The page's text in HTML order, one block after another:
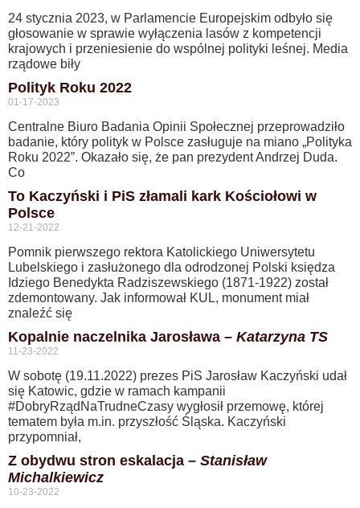
24 stycznia 2023, w Parlamencie Europejskim odbyło się
głosowanie w sprawie wyłączenia lasów z kompetencji
krajowych i przeniesienie do wspólnej polityki leśnej. Media
rządowe biły
Polityk Roku 2022
01-17-2023
Centralne Biuro Badania Opinii Społecznej przeprowadziło
badanie, który polityk w Polsce zasługuje na miano „Polityka
Roku 2022”. Okazało się, że pan prezydent Andrzej Duda.
Co
To Kaczyński i PiS złamali kark Kościołowi w
Polsce
12-21-2022
Pomnik pierwszego rektora Katolickiego Uniwersytetu
Lubelskiego i zasłużonego dla odrodzonej Polski księdza
Idziego Benedykta Radziszewskiego (1871-1922) został
zdemontowany. Jak informował KUL, monument miał
znaleźć się
Kopalnie naczelnika Jarosława – Katarzyna TS
11-23-2022
W sobotę (19.11.2022) prezes PiS Jarosław Kaczyński udał
się Katowic, gdzie w ramach kampanii
#DobryRządNaTrudneCzasy wygłosił przemowę, której
tematem była m.in. przyszłość Śląska. Kaczyński
przypomniał,
Z obydwu stron eskalacja – Stanisław
Michalkiewicz
10-23-2022